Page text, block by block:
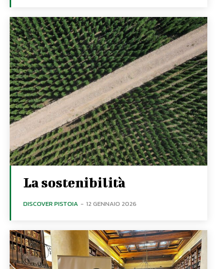
La sostenibilità
DISCOVER PISTOIA - 12 GENNAIO 2026